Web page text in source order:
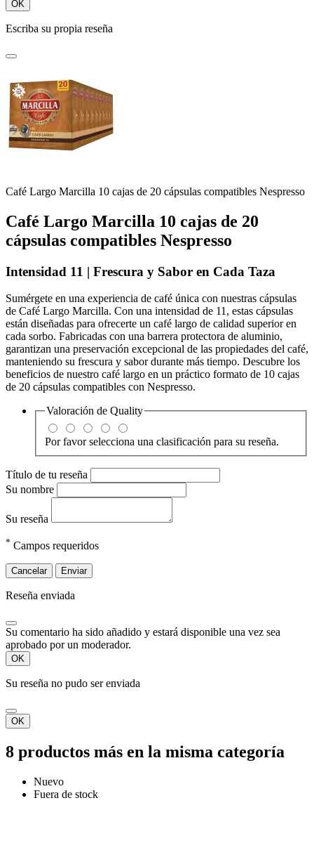
OK
Escriba su propia reseña
Café Largo Marcilla 10 cajas de 20 cápsulas compatibles Nespresso
Café Largo Marcilla 10 cajas de 20
cápsulas compatibles Nespresso
Intensidad 11 | Frescura y Sabor en Cada Taza
Sumérgete en una experiencia de café única con nuestras cápsulas
de Café Largo Marcilla. Con una intensidad de 11, estas cápsulas
están diseñadas para ofrecerte un café largo de calidad superior en
cada sorbo. Fabricadas con una barrera protectora de aluminio,
garantizan una preservación excepcional de las propiedades del café,
manteniendo su frescura y sabor durante más tiempo. Descubre los
beneficios de nuestro café largo en un práctico formato de 10 cajas
de 20 cápsulas compatibles con Nespresso.
Valoración de Quality
Por favor selecciona una clasificación para su reseña.
Título de tu reseña
Su nombre
Su reseña
* Campos requeridos
Cancelar Enviar
Reseña enviada
Su comentario ha sido añadido y estará disponible una vez sea
aprobado por un moderador.
OK
Su reseña no pudo ser enviada
OK
8 productos más en la misma categoría
Nuevo
Fuera de stock